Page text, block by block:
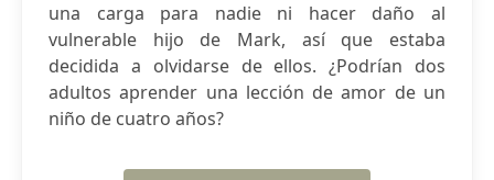
una carga para nadie ni hacer daño al
vulnerable hijo de Mark, así que estaba
decidida a olvidarse de ellos. ¿Podrían dos
adultos aprender una lección de amor de un
niño de cuatro años?